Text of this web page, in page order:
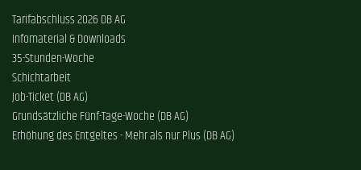
Tarifabschluss 2026 DB AG
Infomaterial & Downloads
35-Stunden-Woche
Schichtarbeit
Job-Ticket (DB AG)
Grundsätzliche Fünf-Tage-Woche (DB AG)
Erhöhung des Entgeltes - Mehr als nur Plus (DB AG)